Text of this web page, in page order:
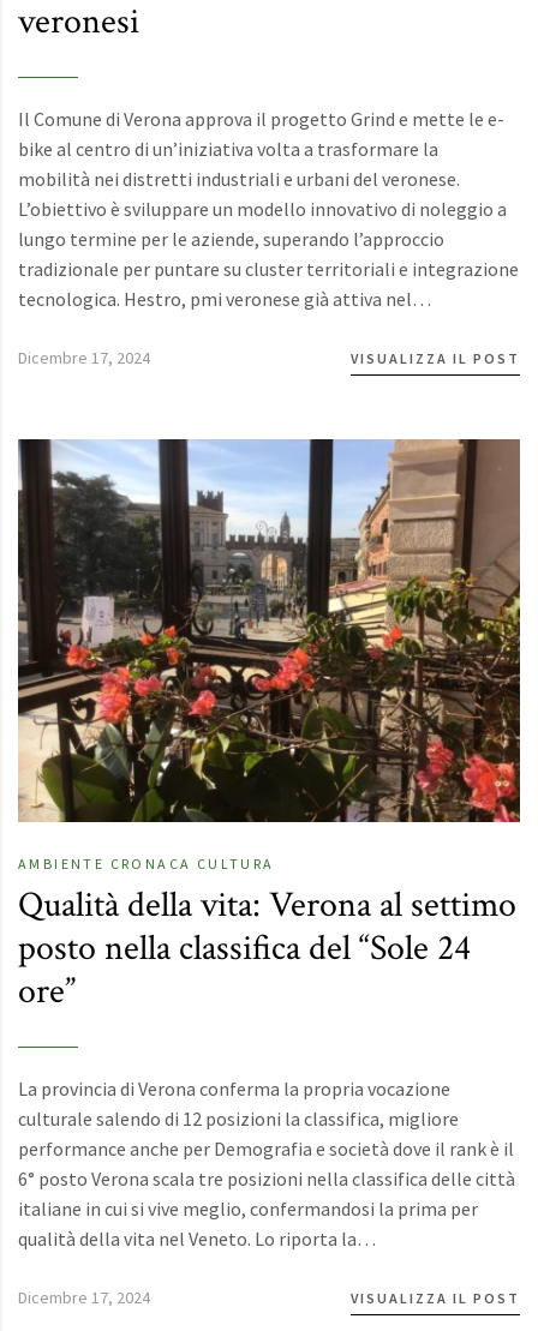
veronesi
Il Comune di Verona approva il progetto Grind e mette le e-
bike al centro di un’iniziativa volta a trasformare la
mobilità nei distretti industriali e urbani del veronese.
L’obiettivo è sviluppare un modello innovativo di noleggio a
lungo termine per le aziende, superando l’approccio
tradizionale per puntare su cluster territoriali e integrazione
tecnologica. Hestro, pmi veronese già attiva nel…
Dicembre 17, 2024 VISUALIZZA IL POST
AMBIENTE CRONACA CULTURA
Qualità della vita: Verona al settimo
posto nella classifica del “Sole 24
ore”
La provincia di Verona conferma la propria vocazione
culturale salendo di 12 posizioni la classifica, migliore
performance anche per Demografia e società dove il rank è il
6° posto Verona scala tre posizioni nella classifica delle città
italiane in cui si vive meglio, confermandosi la prima per
qualità della vita nel Veneto. Lo riporta la…
Dicembre 17, 2024 VISUALIZZA IL POST